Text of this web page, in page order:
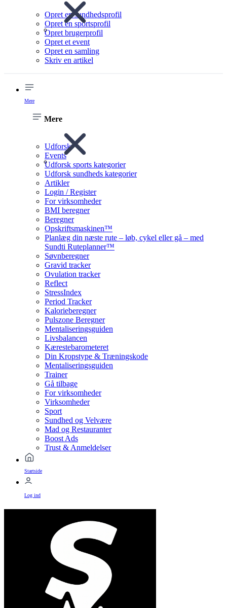
Opret en sundhedsprofil
Opret en sportsprofil
Opret brugerprofil
Opret et event
Opret en samling
Skriv en artikel
Mere
Mere
Udforsk
Events
Udforsk sports kategorier
Udforsk sundheds kategorier
Artikler
Login / Register
For virksomheder
BMI beregner
Beregner
Opskriftsmaskinen™
Planlæg din næste rute – løb, cykel eller gå – med
Sundti Ruteplanner™
Søvnberegner
Gravid tracker
Ovulation tracker
Reflect
StressIndex
Period Tracker
Kalorieberegner
Pulszone Beregner
Mentaliseringsguiden
Livsbalancen
Kærestebarometeret
Din Kropstype & Træningskode
Mentaliseringsguiden
Trainer
Gå tilbage
For virksomheder
Virksomheder
Sport
Sundhed og Velvære
Mad og Restauranter
Boost Ads
Trust & Anmeldelser
Startside
Log ind